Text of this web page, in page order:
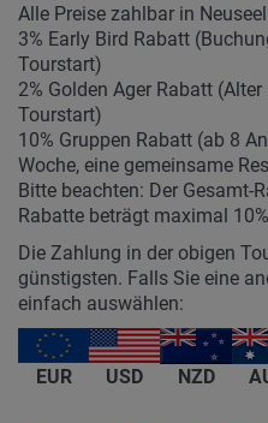
Alle Preise zahlbar in
3% Early Bird Rabatt
Tourstart)
2% Golden Ager Rabatt
Tourstart)
10% Gruppen Rabatt (ab 8
Woche, eine gemeinsame
Bitte beachten: Der Gesamt-
Rabatte beträgt maximal
Die Zahlung in der obigen
günstigsten. Falls Sie eine
einfach auswählen:
EUR USD NZD